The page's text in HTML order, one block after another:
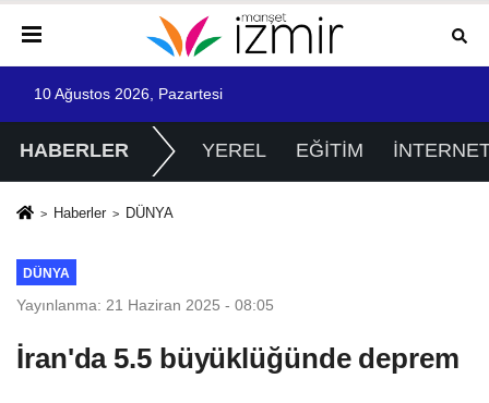
10 Ağustos 2026, Pazartesi
HABERLER YEREL EĞİTİM
Haberler DÜNYA
DÜNYA
Yayınlanma: 21 Haziran 2025 - 08:05
İran'da 5.5 büyüklüğünde deprem